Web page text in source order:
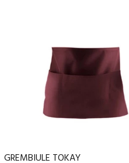
GREMBIULE TOKAY